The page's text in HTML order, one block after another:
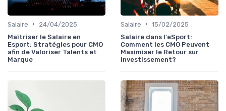
Salaire •
24/04/2025
Maîtriser le Salaire en
Esport: Stratégies pour CMO
afin de Valoriser Talents et
Marque
Salaire • 15/02/2025
Salaire dans l'eSport:
Comment les CMO Peuvent
Maximiser le Retour sur
Investissement?